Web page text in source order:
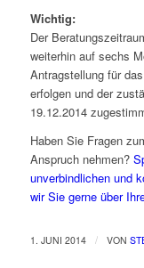
Wichtig:
Der
weiterhin auf sechs
Antragstellung für
erfolgen und der
19.12.2014
Haben Sie Fragen
Anspruch nehmen?
unverbindlichen und
wir Sie gerne über
1. JUNI 2014 / VON